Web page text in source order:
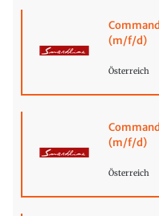
(m/f/d)
Österreich
(m/f/d)
Österreich